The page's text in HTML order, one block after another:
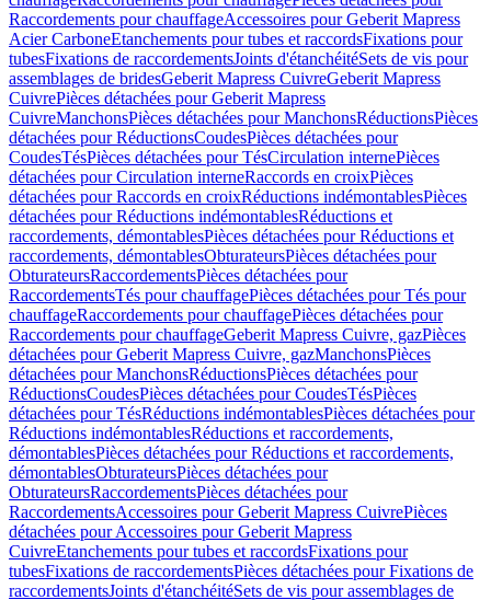
Raccordements pour chauffageAccessoires pour Geberit Mapress
Acier CarboneEtanchements pour tubes et raccordsFixations pour
tubesFixations de raccordementsJoints d'étanchéitéSets de vis pour
assemblages de bridesGeberit Mapress CuivreGeberit Mapress
CuivrePièces détachées pour Geberit Mapress
CuivreManchonsPièces détachées pour ManchonsRéductionsPièces
détachées pour RéductionsCoudesPièces détachées pour
CoudesTésPièces détachées pour TésCirculation internePièces
détachées pour Circulation interneRaccords en croixPièces
détachées pour Raccords en croixRéductions indémontablesPièces
détachées pour Réductions indémontablesRéductions et
raccordements, démontablesPièces détachées pour Réductions et
raccordements, démontablesObturateursPièces détachées pour
ObturateursRaccordementsPièces détachées pour
RaccordementsTés pour chauffagePièces détachées pour Tés pour
chauffageRaccordements pour chauffagePièces détachées pour
Raccordements pour chauffageGeberit Mapress Cuivre, gazPièces
détachées pour Geberit Mapress Cuivre, gazManchonsPièces
détachées pour ManchonsRéductionsPièces détachées pour
RéductionsCoudesPièces détachées pour CoudesTésPièces
détachées pour TésRéductions indémontablesPièces détachées pour
Réductions indémontablesRéductions et raccordements,
démontablesPièces détachées pour Réductions et raccordements,
démontablesObturateursPièces détachées pour
ObturateursRaccordementsPièces détachées pour
RaccordementsAccessoires pour Geberit Mapress CuivrePièces
détachées pour Accessoires pour Geberit Mapress
CuivreEtanchements pour tubes et raccordsFixations pour
tubesFixations de raccordementsPièces détachées pour Fixations de
raccordementsJoints d'étanchéitéSets de vis pour assemblages de